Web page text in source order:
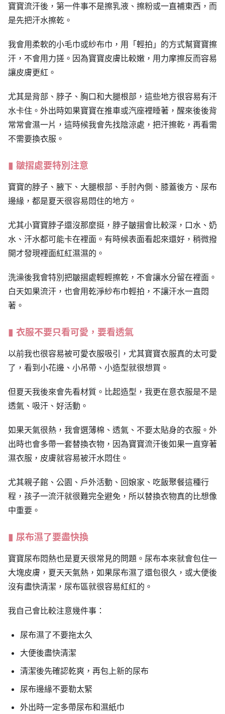
寶寶流汗後，第一件事不是擦乳液、擦粉或一直補東西，而
是先把汗水擦乾。
我會用柔軟的小毛巾或紗布巾，用「輕拍」的方式幫寶寶擦
汗，不會用力搓。因為寶寶皮膚比較嫩，用力摩擦反而容易
讓皮膚更紅。
尤其是背部、脖子、胸口和大腿根部，這些地方很容易有汗
水卡住。外出時如果寶寶在推車或汽座裡睡著，醒來後後背
常常會濕一片，這時候我會先找陰涼處，把汗擦乾，再看需
不需要換衣服。
皺摺處要特別注意
寶寶的脖子、腋下、大腿根部、手肘內側、膝蓋後方、尿布
邊緣，都是夏天很容易悶住的地方。
尤其小寶寶脖子還沒那麼挺，脖子皺摺會比較深，口水、奶
水、汗水都可能卡在裡面。有時候表面看起來還好，稍微撥
開才發現裡面紅紅濕濕的。
洗澡後我會特別把皺摺處輕輕擦乾，不會讓水分留在裡面。
白天如果流汗，也會用乾淨紗布巾輕拍，不讓汗水一直悶
著。
衣服不要只看可愛，要看透氣
以前我也很容易被可愛衣服吸引，尤其寶寶衣服真的太可愛
了，看到小花邊、小吊帶、小造型就很想買。
但夏天我後來會先看材質。比起造型，我更在意衣服是不是
透氣、吸汗、好活動。
如果天氣很熱，我會選薄棉、透氣、不要太貼身的衣服。外
出時也會多帶一套替換衣物，因為寶寶流汗後如果一直穿著
濕衣服，皮膚就容易被汗水悶住。
尤其親子館、公園、戶外活動、回娘家、吃飯聚餐這種行
程，孩子一流汗就很難完全避免，所以替換衣物真的比想像
中重要。
尿布濕了要盡快換
寶寶尿布悶熱也是夏天很常見的問題。尿布本來就會包住一
大塊皮膚，夏天天氣熱，如果尿布濕了還包很久，或大便後
沒有盡快清潔，尿布區就很容易紅紅的。
我自己會比較注意幾件事：
尿布濕了不要拖太久
大便後盡快清潔
清潔後先確認乾爽，再包上新的尿布
尿布邊緣不要勒太緊
外出時一定多帶尿布和濕紙巾